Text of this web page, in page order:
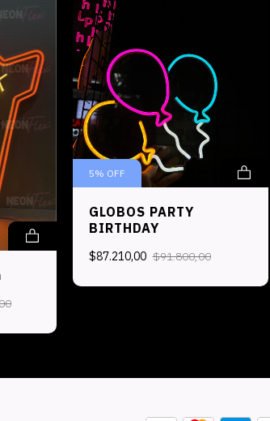
5% OFF
GLOBOS PARTY
BIRTHDAY
$87.210,00 $91.800,00